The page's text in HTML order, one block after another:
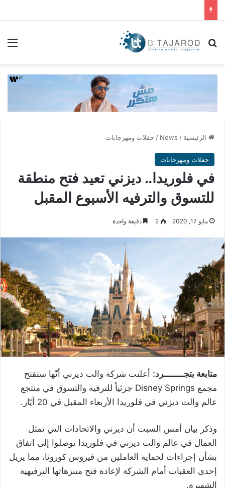
بحث عن
الرئيسية /
News
/ حفلات ومهرجانات
حفلات ومهرجانات
في فلوريدا.. ديزني تعيد فتح منطقة
للتسوق والترفيه الأسبوع المقبل
مايو 17, 2020 2 دقيقة واحدة
متابعة بتجــــــــرد: أعلنت شركة والت ديزني أنّها ستفتح
مجمع Disney Springs جزئياً للترفيه والتسوق في منتجع
عالم والت ديزني في فلوريدا الأربعاء المقبل في 20 أيّار.
وذكر بيان أمس السبت أن ديزني والاتحادات التي تمثل
العمال في عالم والت ديزني في فلوريدا توصلوا إلى اتفاق
بشأن إجراءات لحماية العاملين من فيروس كورونا، مما يزيل
إحدى العقبات أمام الشركة لإعادة فتح متنزهاتها الترفيهية
الشهيرة.